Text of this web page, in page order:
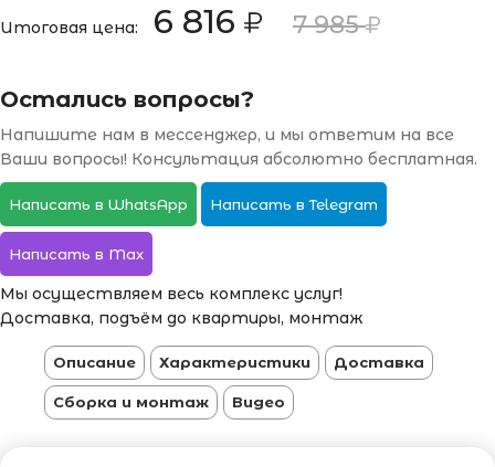
Итоговая цена: 6 816 7 985
Остались вопросы?
Напишите нам в мессенджер, и мы ответим на все
Ваши вопросы! Консультация абсолютно бесплатная.
Написать в WhatsApp Написать в Telegram
Написать в Max
Мы осуществляем весь комплекс услуг!
Доставка, подъём до квартиры, монтаж
Описание Характеристики Доставка
Сборка и монтаж Видео